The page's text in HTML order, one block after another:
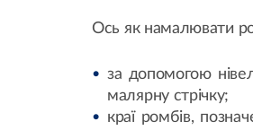
Ось як намалювати
за допомогою
малярну стрічку;
краї ромбів,